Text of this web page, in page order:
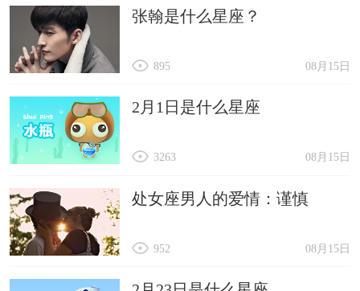
张翰是什么星座？
08月15日
895
2月1日是什么星座
08月15日
3263
处女座男人的爱情：谨慎
08月15日
952